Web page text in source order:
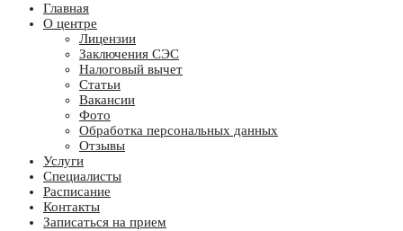
Главная
О центре
Лицензии
Заключения СЭС
Налоговый вычет
Статьи
Вакансии
Фото
Обработка персональных данных
Отзывы
Услуги
Специалисты
Расписание
Контакты
Записаться на прием